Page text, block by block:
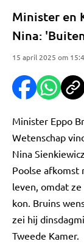
Minister en
Nina:
15 april 2025 om
Minister Eppo
Wetenschap
Nina
Poolse afkomst
leven, omdat
kon. Bruins
zei hij
Tweede Kamer.